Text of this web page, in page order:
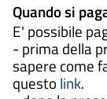
Quando si
E' possibile
- prima della
sapere come
questo link.